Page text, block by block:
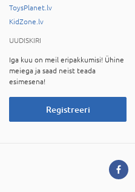
ToysPlanet.lv
KidZone.lv
UUDISKIRI
Iga kuu on meil eripakkumisi! Ühine
meiega ja saad neist teada
esimesena!
Registreeri